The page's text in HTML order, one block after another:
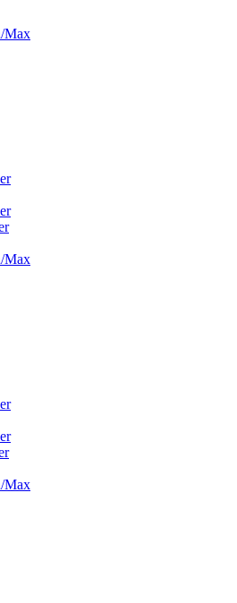
Max
Max
Max